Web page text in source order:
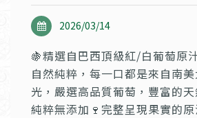
2026/03/14
🍇精選自巴西頂級紅/白葡萄原
自然純粹，每一口都是來自南
光，嚴選高品質葡萄，豐富的
純粹無添加🍷完整呈現果實的原